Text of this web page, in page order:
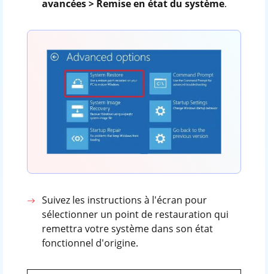
avancées > Remise en état du système.
Suivez les instructions à l'écran pour
sélectionner un point de restauration qui
remettra votre système dans son état
fonctionnel d'origine.